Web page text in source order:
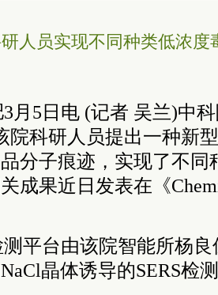
人员实现不同种类低浓度
月5日电 (记者 吴兰)中
院科研人员提出一种新
分子痕迹，实现了不同
成果近日发表在《
平台由该院智能所杨
晶体诱导的SERS检